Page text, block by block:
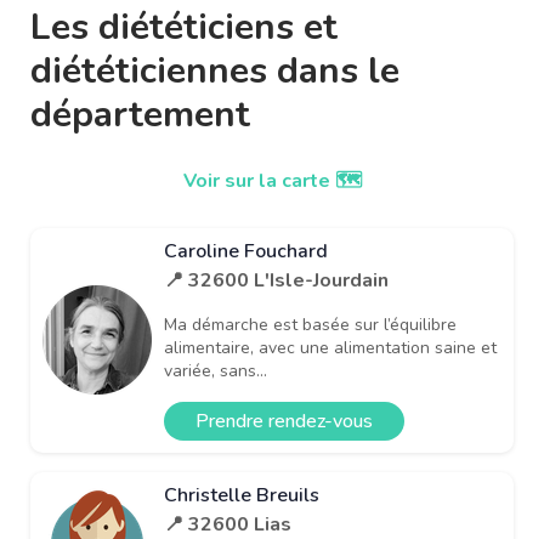
Les diététiciens et
diététiciennes dans le
département
Voir sur la carte 🗺️
Caroline Fouchard
📍 32600 L'Isle-Jourdain
Ma démarche est basée sur l’équilibre
alimentaire, avec une alimentation saine et
variée, sans...
Prendre rendez-vous
Christelle Breuils
📍 32600 Lias